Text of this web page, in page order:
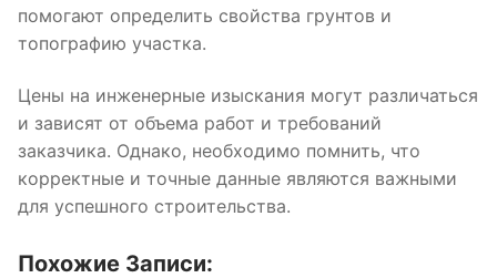
помогают определить свойства грунтов и
топографию участка.
Цены на инженерные изыскания могут различаться
и зависят от объема работ и требований
заказчика. Однако, необходимо помнить, что
корректные и точные данные являются важными
для успешного строительства.
Похожие Записи: